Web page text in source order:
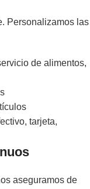
Personalizamos las
de alimentos,
tarjeta,
aseguramos de